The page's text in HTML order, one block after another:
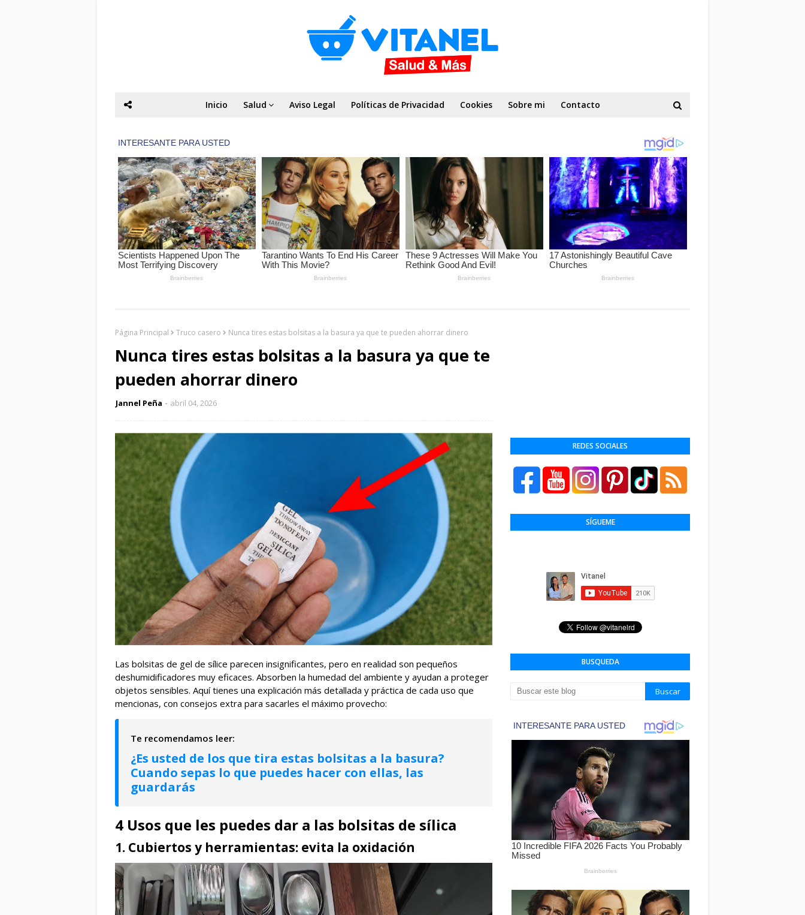
Inicio Salud Aviso Legal Políticas de Privacidad Cookies Sobre mi Contacto
Página Principal Truco casero Nunca tires estas bolsitas a la basura ya que te pueden ahorrar dinero
Nunca tires estas bolsitas a la basura ya que te
pueden ahorrar dinero
Jannel Peña abril 04, 2026
Las bolsitas de gel de sílice parecen insignificantes, pero en realidad son pequeños
deshumidificadores muy eficaces. Absorben la humedad del ambiente y ayudan a proteger
objetos sensibles. Aquí tienes una explicación más detallada y práctica de cada uso que
mencionas, con consejos extra para sacarles el máximo provecho:
¿Es usted de los que tira estas bolsitas a la basura?
Cuando sepas lo que puedes hacer con ellas, las
guardarás
4 Usos que les puedes dar a las bolsitas de sílica
1. Cubiertos y herramientas: evita la oxidación
REDES SOCIALES
SÍGUEME
BUSQUEDA